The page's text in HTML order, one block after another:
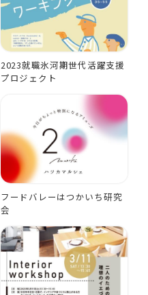
2023就職氷河期世代活躍支援
プロジェクト
フードバレーはつかいち研究
会